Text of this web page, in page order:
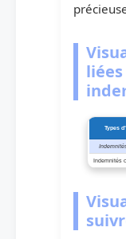
Types
Indemnités